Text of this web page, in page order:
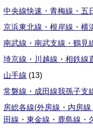
中央線快速・青梅線・五
京浜東北線・根岸線・横
南武線・南武支線・鶴見
埼京線・川越線・相鉄線
山手線 (13)
常磐線・成田線我孫子支
房総各線(外房線・内房
田線・東金線・鹿島線・